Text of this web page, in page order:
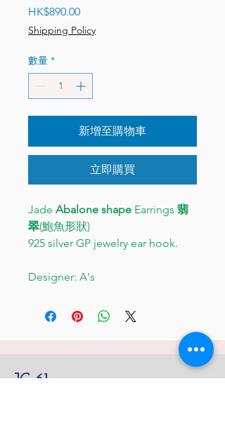
HK$890.00價格
Shipping Policy
數量 *
新增至購物車
立即購買
Jade Abalone shape Earrings 翡
翠(鮑魚形狀)
925 silver GP jewelry ear hook.
Designer: A's
JC 61